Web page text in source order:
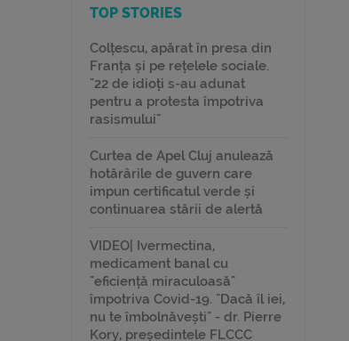
TOP STORIES
Colțescu, apărat în presa din
Franța și pe rețelele sociale.
"22 de idioți s-au adunat
pentru a protesta împotriva
rasismului"
Curtea de Apel Cluj anulează
hotărârile de guvern care
impun certificatul verde și
continuarea stării de alertă
VIDEO| Ivermectina,
medicament banal cu
"eficiență miraculoasă"
împotriva Covid-19. "Dacă îl iei,
nu te îmbolnăvești" - dr. Pierre
Kory, președintele FLCCC